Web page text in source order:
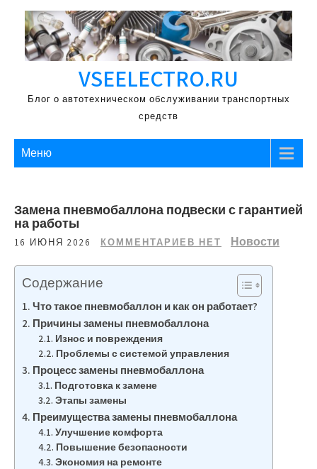
Перейти
содержимому
VSEELECTRO.RU
Блог о автотехническом обслуживании транспортных
средств
Меню
Замена пневмобаллона подвески с гарантией
на работы
16 ИЮНЯ 2026 КОММЕНТАРИЕВ НЕТ Новости
Содержание
Что такое пневмобаллон и как он работает?
Причины замены пневмобаллона
Износ и повреждения
Проблемы с системой управления
Процесс замены пневмобаллона
Подготовка к замене
Этапы замены
Преимущества замены пневмобаллона
Улучшение комфорта
Повышение безопасности
Экономия на ремонте